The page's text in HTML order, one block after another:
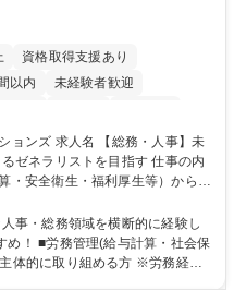
資格取得支援あり
以内
未経験者歓迎
土日祝休み 寮・社宅あり
・人事】未
ラリストを目指す 仕事の内
・安全衛生・福利厚生等）からお
業務へ守備範囲を広げ、組織運
与
全衛生、健康経営推進等をお任せ
、幅広く経験を積んでいただき
事・総務領域を横断的に経験し
・社会保
体的に取り組める方 ※労務経験